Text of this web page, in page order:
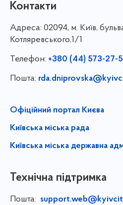
Контакти
Адреса: 02094, м. Київ,
Котляревського,1/1
Телефон: +380 (44) 573-27-
Пошта:
Офіційний портал Києва
Київська міська рада
Київська міська державна
Технічна підтримка
Пошта: